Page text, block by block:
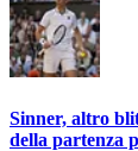
Sinner, altro
della partenza